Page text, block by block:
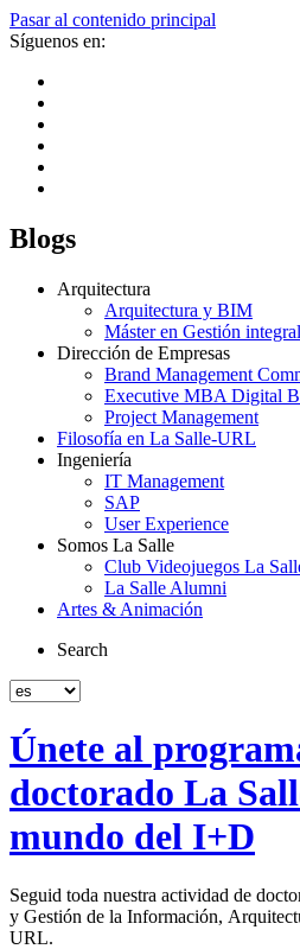
Pasar al contenido principal
Síguenos en:
Blogs
Arquitectura
Arquitectura y BIM
Máster en Gestión
Dirección de Empresas
Brand Management
Executive MBA Digital
Project Management
Filosofía en La Salle-URL
Ingeniería
IT Management
SAP
User Experience
Somos La Salle
Club Videojuegos La
La Salle Alumni
Artes & Animación
Search
Únete al
doctorado La
mundo del I+D
Seguid toda nuestra actividad de
y Gestión de la Información,
URL.